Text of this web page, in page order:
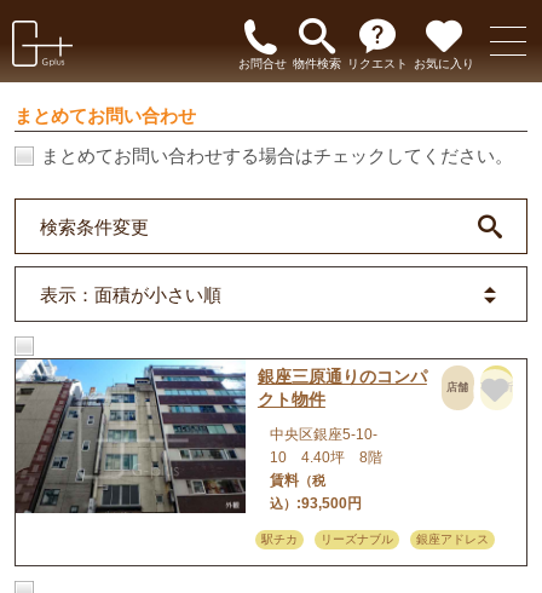
お問合せ 物件検索 リクエスト お気に入り
まとめてお問い合わせ
まとめてお問い合わせする場合はチェックしてください。
検索条件変更
表示 ：面積が小さい順
銀座三原通りのコンパ
クト物件
店舗 事務所
中央区銀座5-10-
10 4.40坪 8階
賃料（税
込） :93,500円
駅チカ リーズナブル 銀座アドレス